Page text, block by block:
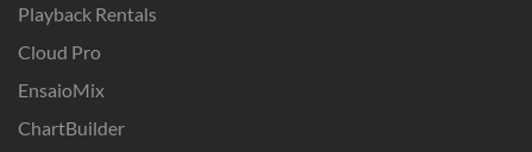
Playback Rentals
Cloud Pro
EnsaioMix
ChartBuilder